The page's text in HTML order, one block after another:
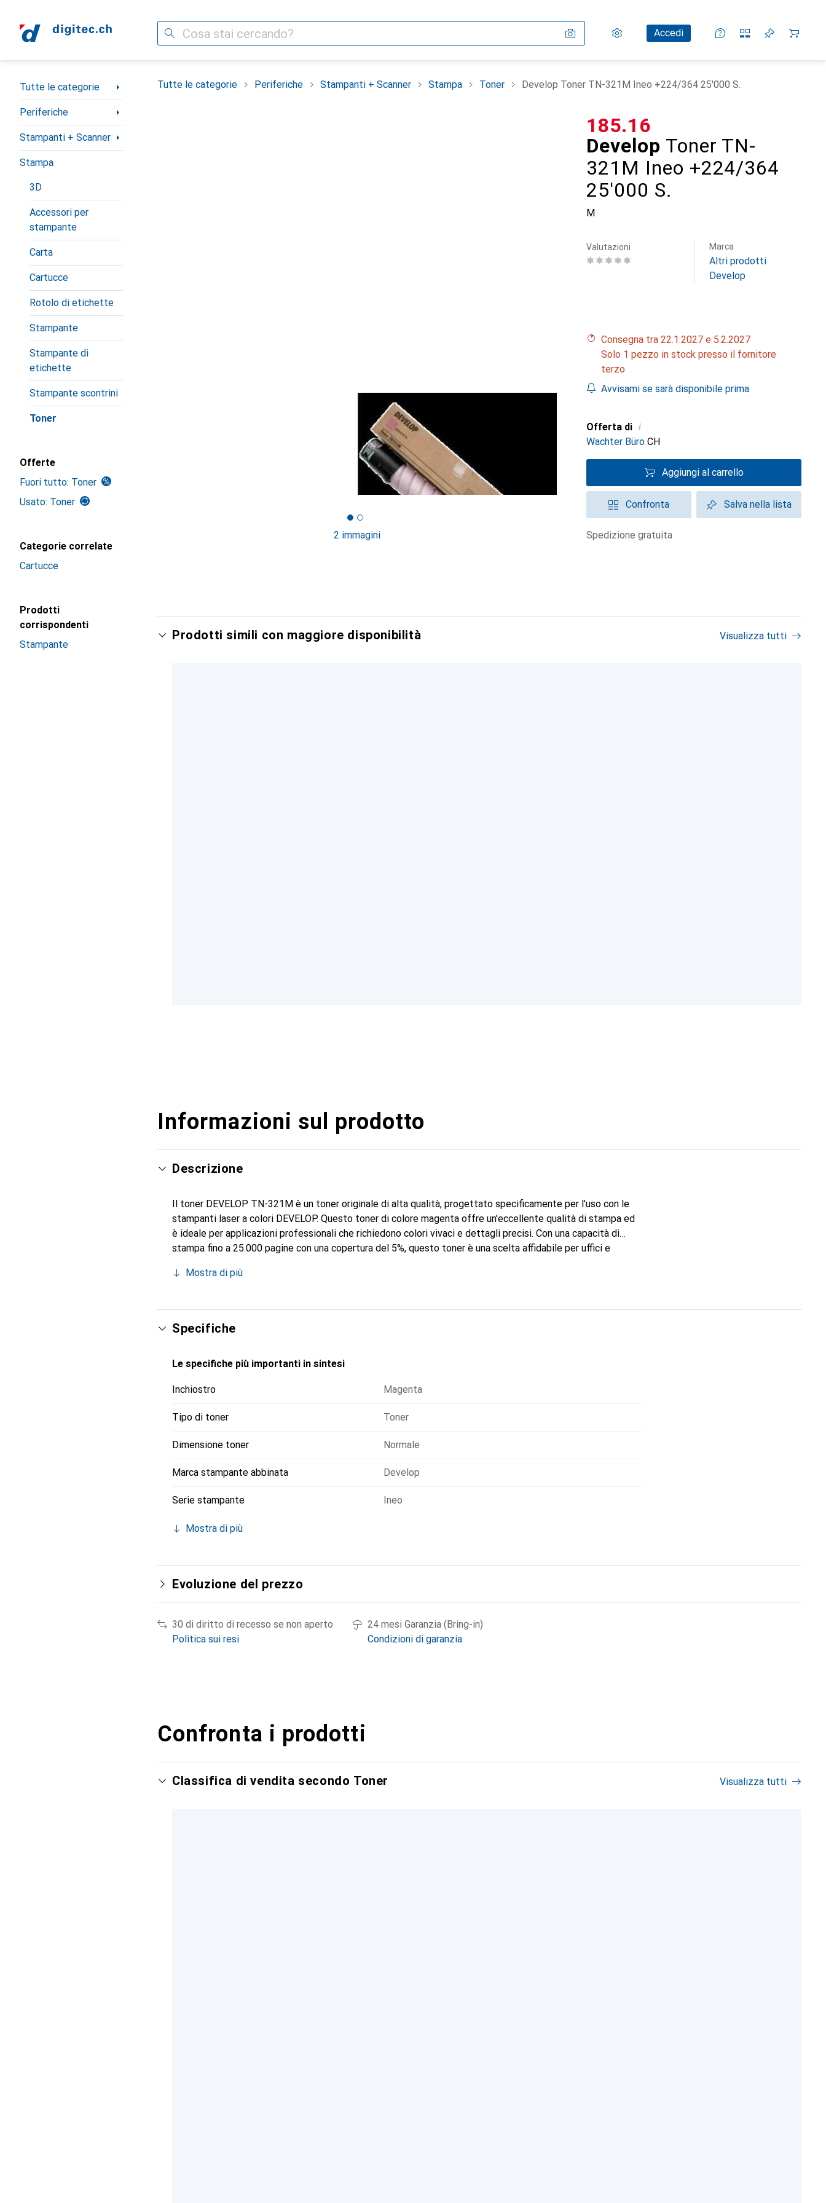
Cerca Impostazioni
Conto clienteAccedi
Liste di confronto
Liste dei desideri
Carrello
Categoria Navigazione
Tutte le categorie
Periferiche
Stampanti + Scanner
Stampa
3D
Accessori per
stampante
Carta
Cartucce
Rotolo di etichette
Stampante
Stampante di
etichette
Stampante scontrini
Toner
Offerte
Fuori tutto: Toner
Usato: Toner
Categorie correlate
Cartucce
Prodotti
corrispondenti
Stampante
Tutte le categorie Periferiche Stampanti + Scanner Stampa Toner Develop Toner TN-321M Ineo +224/364 25'000 S.
2 immagini
Develop Toner TN-
321M Ineo +224/364
25'000 S.
M
CHF
185.16
Valutazioni Marca
Altri prodotti
Develop
Consegna tra 22.1.2027 e 5.2.2027
Solo 1 pezzo in stock presso il fornitore
terzo
Avvisami se sarà disponibile prima
Offerta di i
Wachter Büro CH
Aggiungi al carrello
Confronta Salva nella lista
spedizione gratuita
Prodotti simili con maggiore disponibilità Visualizza tutti
Informazioni sul prodotto
Descrizione
Il toner DEVELOP TN-321M è un toner originale di alta qualità, progettato specificamente per l'uso con le
stampanti laser a colori DEVELOP. Questo toner di colore magenta offre un'eccellente qualità di stampa ed
è ideale per applicazioni professionali che richiedono colori vivaci e dettagli precisi. Con una capacità di
stampa fino a 25.000 pagine con una copertura del 5%, questo toner è una scelta affidabile per uffici e
della serie Ineo, rendendolo una soluzione flessibile per varie esigenze di stampa. L'uso di toner originali
Mostra di più
Specifiche
Le specifiche più importanti in sintesi
Inchiostro Magenta
Tipo di toner Toner
Dimensione toner Normale
Marca stampante abbinata Develop
Serie stampante Ineo
Mostra di più
Evoluzione del prezzo
30 di diritto di recesso se non aperto
Politica sui resi
24 mesi Garanzia (Bring-in)
Condizioni di garanzia
Confronta i prodotti
Classifica di vendita secondo Toner Visualizza tutti